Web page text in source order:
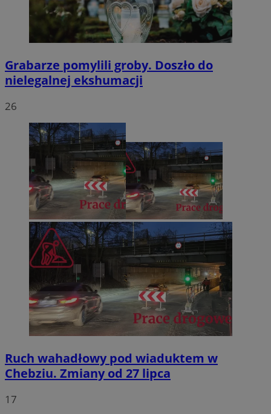
Grabarze pomylili groby. Doszło do
nielegalnej ekshumacji
26
Ruch wahadłowy pod wiaduktem w
Chebziu. Zmiany od 27 lipca
17